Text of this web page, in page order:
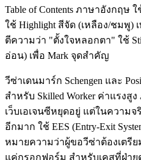
Table of Contents ภาษาอังกฤษ
ใช้ Highlight สีจัด (เหลือง/ชมพู)
ตีความว่า "ตั้งใจหลอกตา" ใช้
อ่อน) เพื่อ Mark จุดสำคัญ
วีซ่าเดนมาร์ก Schengen และ
สำหรับ Skilled Worker ค่าแรง
เว็บเอเจนซีหยุดอยู่ แต่ในความ
อีกมาก ใช้ EES (Entry-Exit
หมายความว่าผู้ขอวีซ่าต้องเตรี
แค่กรอกฟอร์ม สำหรับเคสที่ฝ่าย